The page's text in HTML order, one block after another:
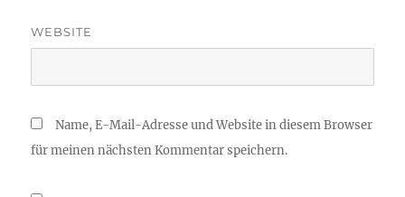
WEBSITE
Name, E-Mail-Adresse und Website in diesem Browser
für meinen nächsten Kommentar speichern.